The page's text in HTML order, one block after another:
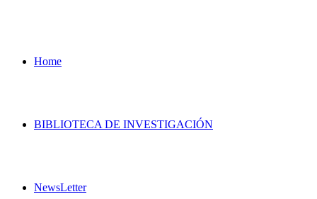
Home
BIBLIOTECA DE INVESTIGACIÓN
NewsLetter